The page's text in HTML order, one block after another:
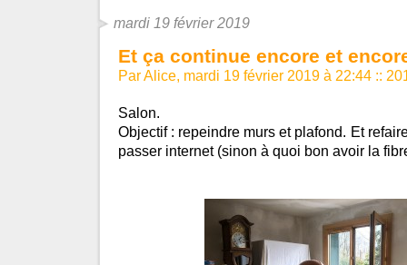
mardi 19 février 2019
Et ça continue encore et
Par Alice, mardi 19 février 2019 à 22:44 ::
Salon.
Objectif : repeindre murs et plafond. Et
passer internet (sinon à quoi bon avoir la